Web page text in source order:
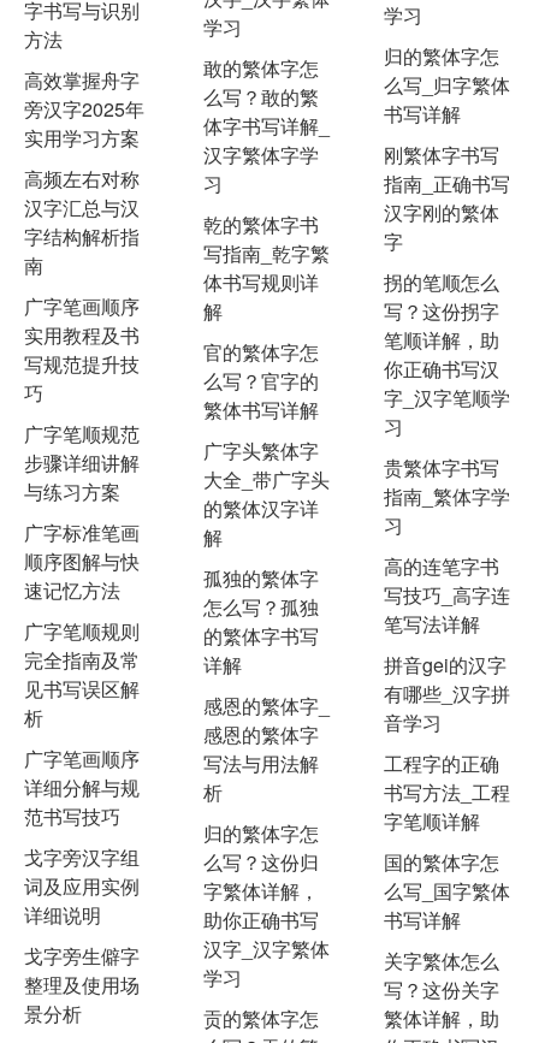
字书写与识别
方法
高效掌握舟字
旁汉字2025年
实用学习方案
高频左右对称
汉字汇总与汉
字结构解析指
南
广字笔画顺序
实用教程及书
写规范提升技
巧
广字笔顺规范
步骤详细讲解
与练习方案
广字标准笔画
顺序图解与快
速记忆方法
广字笔顺规则
完全指南及常
见书写误区解
析
广字笔画顺序
详细分解与规
范书写技巧
戈字旁汉字组
词及应用实例
详细说明
戈字旁生僻字
整理及使用场
景分析
学习
敢的繁体字怎
么写？敢的繁
体字书写详解_
汉字繁体字学
习
乾的繁体字书
写指南_乾字繁
体书写规则详
解
官的繁体字怎
么写？官字的
繁体书写详解
广字头繁体字
大全_带广字头
的繁体汉字详
解
孤独的繁体字
怎么写？孤独
的繁体字书写
详解
感恩的繁体字_
感恩的繁体字
写法与用法解
析
归的繁体字怎
么写？这份归
字繁体详解，
助你正确书写
汉字_汉字繁体
学习
贡的繁体字怎
学习
归的繁体字怎
么写_归字繁体
书写详解
刚繁体字书写
指南_正确书写
汉字刚的繁体
字
拐的笔顺怎么
写？这份拐字
笔顺详解，助
你正确书写汉
字_汉字笔顺学
习
贵繁体字书写
指南_繁体字学
习
高的连笔字书
写技巧_高字连
笔写法详解
拼音gei的汉字
有哪些_汉字拼
音学习
工程字的正确
书写方法_工程
字笔顺详解
国的繁体字怎
么写_国字繁体
书写详解
关字繁体怎么
写？这份关字
繁体详解，助